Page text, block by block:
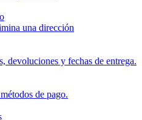
una dirección
devoluciones y fechas de entrega.
de pago.